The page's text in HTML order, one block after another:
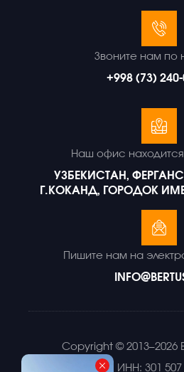
+998 (73)
Звоните нам по
УЗБЕКИСТАН,
Г.КОКАНД, ГОРОДОК
Наш офис
Пишите нам на
Copyright © 2013–2026
ИНН: 301 507